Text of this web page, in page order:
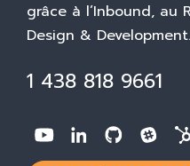
grâce à l’Inbound, au
Design & Development.
1 438 818 9661